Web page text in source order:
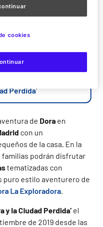
misterioso habitante de
Dorase enfrentará
¡No te pierdas la
que se estrena en
30 de agosto de 2019!
Perdida´
de Dora en
con un
de la casa. En la
familias podrán disfrutar
tematizadas con
puro estilo aventurero de
La Exploradora
y la Ciudad Perdida’ el
de 2019 desde las
cookies